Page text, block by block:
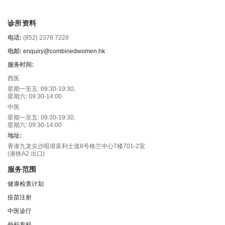
诊所资料
电话: (852) 2376 7228
电邮: enquiry@combinedwomen.hk
服务时间:
西医
星期一至五: 09:30-19:30,
星期六: 09:30-14:00
中医
星期一至五: 09:30-19:30,
星期六: 09:30-14:00
地址:
香港九龙尖沙咀堪富利士道8号格兰中心7楼701-2室
(港铁A2 出口)
服务范围
健康检查计划
疫苗注射
中医诊疗